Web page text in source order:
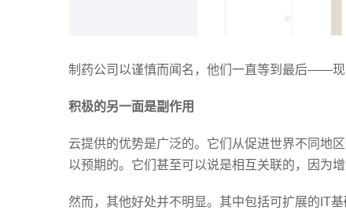
制药公司以谨慎而闻名，他们一直等到最后——现
积极的另一面是副作用
云提供的优势是广泛的。它们从促进世界不同地
以预期的。它们甚至可以说是相互关联的，因为
然而，其他好处并不明显。其中包括可扩展的IT